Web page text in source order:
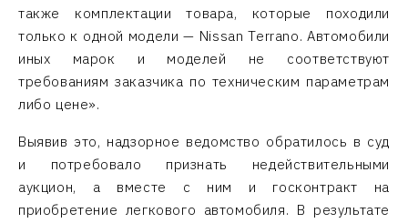
также комплектации товара, которые походили
только к одной модели — Nissan Terrano. Автомобили
иных марок и моделей не соответствуют
требованиям заказчика по техническим параметрам
либо цене».
Выявив это, надзорное ведомство обратилось в суд
и потребовало признать недействительными
аукцион, а вместе с ним и госконтракт на
приобретение легкового автомобиля. В результате